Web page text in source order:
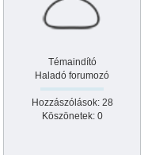
Témaindító
Haladó forumozó
Hozzászólások: 28
Köszönetek: 0